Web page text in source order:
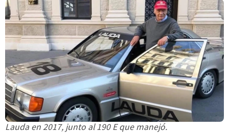
Lauda en 2017, junto al 190 E que manejó.